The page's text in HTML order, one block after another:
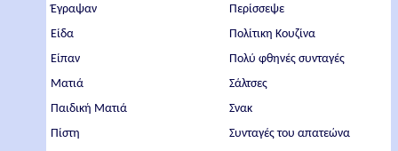
Έγραψαν
Είδα
Είπαν
Ματιά
Παιδική Ματιά
Πίστη
Περίσσεψε
Πολίτικη Κουζίνα
Πολύ φθηνές συνταγές
Σάλτσες
Σνακ
Συνταγές του απατεώνα